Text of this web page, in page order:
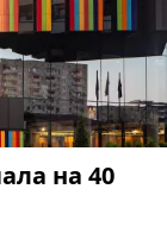
на 40